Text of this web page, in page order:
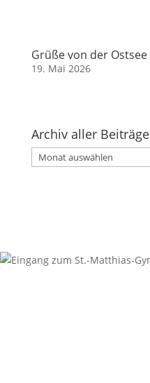
Grüße von der Ostsee
19. Mai 2026
Archiv aller Beiträge
Archiv
aller